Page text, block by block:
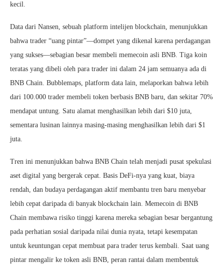
kecil.
Data dari Nansen, sebuah platform intelijen blockchain, menunjukkan
bahwa trader “uang pintar”—dompet yang dikenal karena perdagangan
yang sukses—sebagian besar membeli memecoin asli BNB. Tiga koin
teratas yang dibeli oleh para trader ini dalam 24 jam semuanya ada di
BNB Chain. Bubblemaps, platform data lain, melaporkan bahwa lebih
dari 100.000 trader membeli token berbasis BNB baru, dan sekitar 70%
mendapat untung. Satu alamat menghasilkan lebih dari $10 juta,
sementara lusinan lainnya masing-masing menghasilkan lebih dari $1
juta.
Tren ini menunjukkan bahwa BNB Chain telah menjadi pusat spekulasi
aset digital yang bergerak cepat. Basis DeFi-nya yang kuat, biaya
rendah, dan budaya perdagangan aktif membantu tren baru menyebar
lebih cepat daripada di banyak blockchain lain. Memecoin di BNB
Chain membawa risiko tinggi karena mereka sebagian besar bergantung
pada perhatian sosial daripada nilai dunia nyata, tetapi kesempatan
untuk keuntungan cepat membuat para trader terus kembali. Saat uang
pintar mengalir ke token asli BNB, peran rantai dalam membentuk